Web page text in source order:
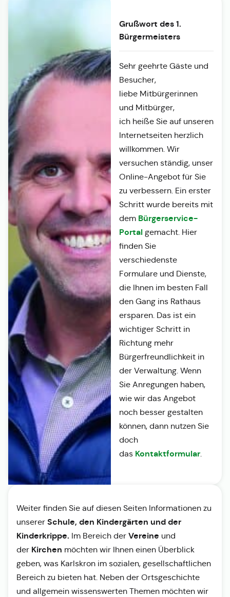
Grußwort des 1.
Bürgermeisters
Sehr geehrte Gäste und
Besucher,
liebe Mitbürgerinnen
und Mitbürger,
ich heiße Sie auf unseren
Internetseiten herzlich
willkommen. Wir
versuchen ständig, unser
Online-Angebot für Sie
zu verbessern. Ein erster
Schritt wurde bereits mit
dem Bürgerservice-
Portalgemacht. Hier
finden Sie
verschiedenste
Formulare und Dienste,
die Ihnen im besten Fall
den Gang ins Rathaus
ersparen. Das ist ein
wichtiger Schritt in
Richtung mehr
Bürgerfreundlichkeit in
der Verwaltung. Wenn
Sie Anregungen haben,
wie wir das Angebot
noch besser gestalten
können, dann nutzen Sie
doch
das Kontaktformular.
Weiter finden Sie auf diesen Seiten Informationen zu
unserer Schule, den Kindergärten und der
Kinderkrippe. Im Bereich der Vereine und
der Kirchen möchten wir Ihnen einen Überblick
geben, was Karlskron im sozialen, gesellschaftlichen
Bereich zu bieten hat. Neben der Ortsgeschichte
und allgemein wissenswerten Themen möchten wir